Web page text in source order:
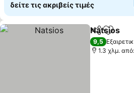
δείτε τις ακριβείς τιμές
Κοινοποίηση
Natsios
9,5
1.3 χλμ.